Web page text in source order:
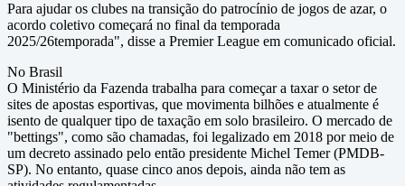
Para ajudar os clubes na transição do patrocínio de jogos de azar, o
acordo coletivo começará no final da temporada
2025/26temporada", disse a Premier League em comunicado oficial.
No Brasil
O Ministério da Fazenda trabalha para começar a taxar o setor de
sites de apostas esportivas, que movimenta bilhões e atualmente é
isento de qualquer tipo de taxação em solo brasileiro. O mercado de
"bettings", como são chamadas, foi legalizado em 2018 por meio de
um decreto assinado pelo então presidente Michel Temer (PMDB-
SP). No entanto, quase cinco anos depois, ainda não tem as